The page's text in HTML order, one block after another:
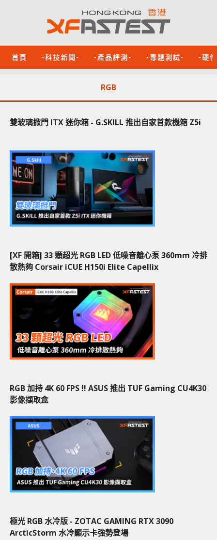
首頁 -科技新聞- -產品評測- -專題測試- -硬
RGB
雙玻璃掀門 ITX 迷你箱 - G.SKILL 推出自家首款機箱 Z5i
[XF 開箱] 33 顆超光 RGB LED 低噪音離心泵 360mm 冷排
散熱夠 Corsair iCUE H150i Elite Capellix
RGB 加持 4K 60 FPS !! ASUS 推出 TUF Gaming CU4K30
影像擷取盒
極光 RGB 水冷版 - ZOTAC GAMING RTX 3090
ArcticStorm 水冷顯示卡強勢登場